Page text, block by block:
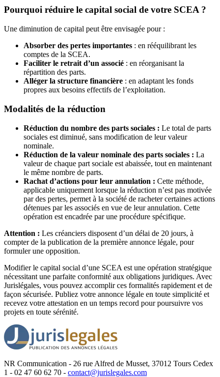
Pourquoi réduire le capital social de votre SCEA ?
Une diminution de capital peut être envisagée pour :
Absorber des pertes importantes : en rééquilibrant les
comptes de la SCEA.
Faciliter le retrait d’un associé : en réorganisant la
répartition des parts.
Alléger la structure financière : en adaptant les fonds
propres aux besoins effectifs de l’exploitation.
Modalités de la réduction
Réduction du nombre des parts sociales : Le total de parts
sociales est diminué, sans modification de leur valeur
nominale.
Réduction de la valeur nominale des parts sociales : La
valeur de chaque part sociale est abaissée, tout en maintenant
le même nombre de parts.
Rachat d’actions pour leur annulation : Cette méthode,
applicable uniquement lorsque la réduction n’est pas motivée
par des pertes, permet à la société de racheter certaines actions
détenues par les associés en vue de leur annulation. Cette
opération est encadrée par une procédure spécifique.
Attention : Les créanciers disposent d’un délai de 20 jours, à
compter de la publication de la première annonce légale, pour
formuler une opposition.
Modifier le capital social d’une SCEA est une opération stratégique
nécessitant une parfaite conformité aux obligations juridiques. Avec
Jurislégales, vous pouvez accomplir ces formalités rapidement et de
façon sécurisée. Publiez votre annonce légale en toute simplicité et
recevez votre attestation en un temps record pour poursuivre vos
projets en toute sérénité.
NR Communication - 26 rue Alfred de Musset, 37012 Tours Cedex
1 - 02 47 60 62 70 - contact@jurislegales.com